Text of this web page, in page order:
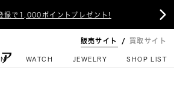
録で1,000ポイントプレゼント! 
販売サイト 買取サイト
WATCH JEWELRY SHOP LIST